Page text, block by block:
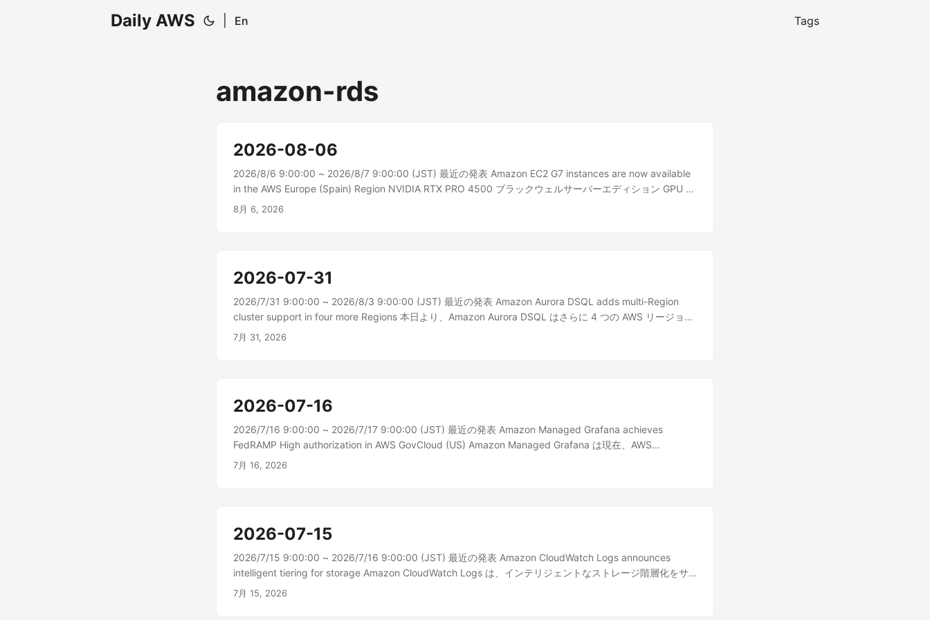
Daily AWS En Tags
amazon-rds
2026-08-06
2026/8/6 9:00:00 ~ 2026/8/7 9:00:00 (JST) 最近の発表 Amazon EC2 G7 instances are now available
in the AWS Europe (Spain) Region NVIDIA RTX PRO 4500 ブラックウェルサーバーエディション GPU を
搭載した Amazon Elastic Compute Cloud (Amazon EC2) G7 インスタンスが、ヨーロッ...
8月 6, 2026
2026-07-31
2026/7/31 9:00:00 ~ 2026/8/3 9:00:00 (JST) 最近の発表 Amazon Aurora DSQL adds multi-Region
cluster support in four more Regions 本日より、Amazon Aurora DSQL はさらに 4 つの AWS リージョン
(ヨーロッパ (ストックホルム)、ヨーロッパ (...
7月 31, 2026
2026-07-16
2026/7/16 9:00:00 ~ 2026/7/17 9:00:00 (JST) 最近の発表 Amazon Managed Grafana achieves
FedRAMP High authorization in AWS GovCloud (US) Amazon Managed Grafana は現在、AWS
GovCloud (米国東部) および AWS GovCloud (米国西部) リージョンで FedRAMP High 認定サービスとな
7月 16, 2026
2026-07-15
2026/7/15 9:00:00 ~ 2026/7/16 9:00:00 (JST) 最近の発表 Amazon CloudWatch Logs announces
intelligent tiering for storage Amazon CloudWatch Logs は、インテリジェントなストレージ階層化をサ
ポートするようになりました。これにより、アクセスパター...
7月 15, 2026